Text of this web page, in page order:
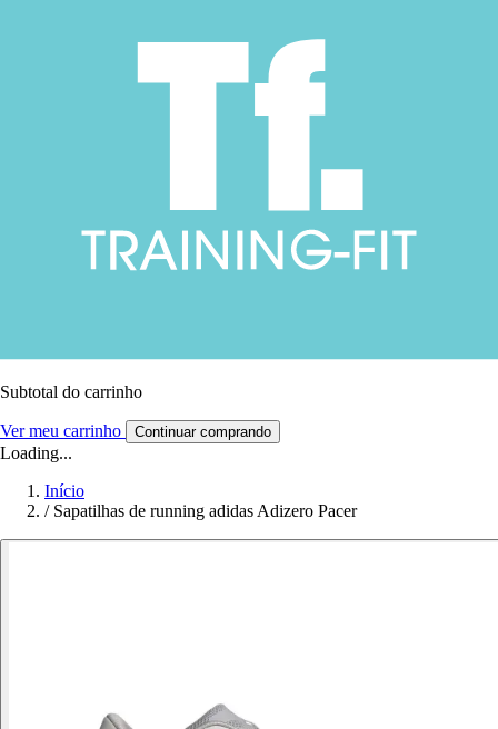
Subtotal do carrinho
Ver meu carrinho Continuar comprando
Loading...
Início
/ Sapatilhas de running adidas Adizero Pacer